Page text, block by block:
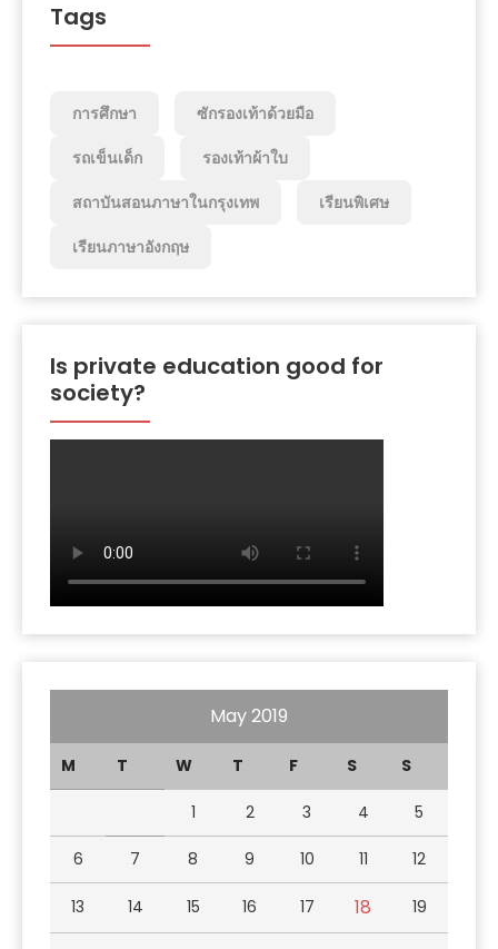
Tags
การศึกษา
ซักรองเท้าด้วยมือ
รถเข็นเด็ก
รองเท้าผ้าใบ
สถาบันสอนภาษาในกรุงเทพ
เรียนพิเศษ
เรียนภาษาอังกฤษ
Is private education good for
society?
May 2019
M T W T F S S
1 2 3 4 5
6 7 8 9 10 11 12
13 14 15 16 17 18 19